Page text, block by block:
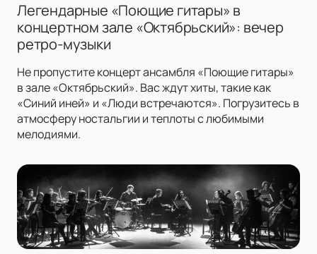
Легендарные «Поющие гитары» в
концертном зале «Октябрьский»: вечер
ретро-музыки
Не пропустите концерт ансамбля «Поющие гитары»
в зале «Октябрьский». Вас ждут хиты, такие как
«Синий иней» и «Люди встречаются». Погрузитесь в
атмосферу ностальгии и теплоты с любимыми
мелодиями.